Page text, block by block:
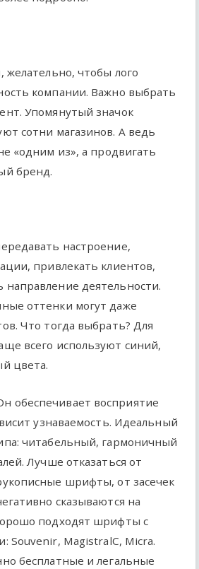
желательно, чтобы лого
компании. Важно выбрать
Упомянутый значок
сотни магазинов. А ведь
«одним из», а продвигать
бренд.
настроение,
привлекать клиентов,
деятельности.
оттенки могут даже
Что тогда выбрать? Для
всего используют синий,
цвета.
обеспечивает восприятие
узнаваемость. Идеальный
читабельный, гармоничный
Лучше отказаться от
шрифты, от засечек
сказываются на
подходят шрифты с
Souvenir, MagistralC, Micra.
бесплатные и легальные